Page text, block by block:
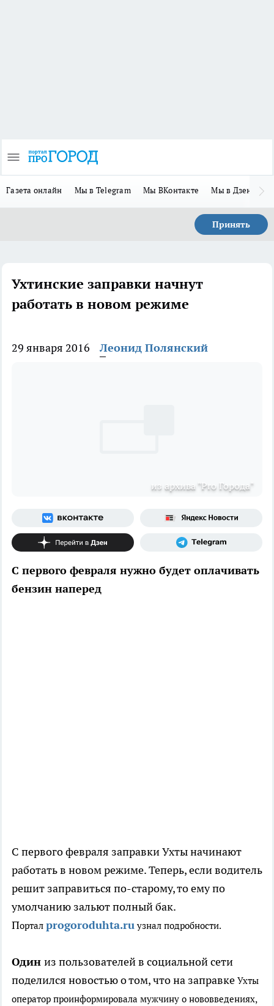
Газета онлайн Мы в Telegram Мы ВКонтакте Мы в Дзене
Принять
Ухтинские заправки начнут
работать в новом режиме
29 января 2016 Леонид Полянский
из архива "Pro Города"
С первого февраля нужно будет оплачивать
бензин наперед
С первого февраля заправки Ухты начинают
работать в новом режиме. Теперь, если водитель
решит заправиться по-старому, то ему по
умолчанию зальют полный бак.
Портал progoroduhta.ru узнал подробности.
Один из пользователей в социальной сети
поделился новостью о том, что на заправке Ухты
оператор проинформировала мужчину о нововведениях,